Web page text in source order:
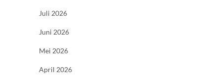
Juli 2026
Juni 2026
Mei 2026
April 2026